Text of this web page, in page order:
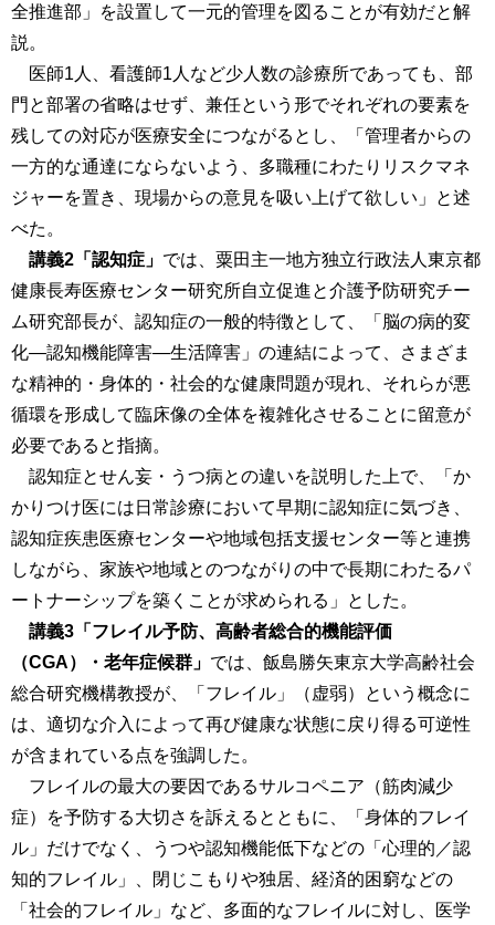
全推進部」を設置して一元的管理を図ることが有効だと解
説。
医師1人、看護師1人など少人数の診療所であっても、部
門と部署の省略はせず、兼任という形でそれぞれの要素を
残しての対応が医療安全につながるとし、「管理者からの
一方的な通達にならないよう、多職種にわたりリスクマネ
ジャーを置き、現場からの意見を吸い上げて欲しい」と述
べた。
講義2「認知症」 では、粟田主一地方独立行政法人東京都
健康長寿医療センター研究所自立促進と介護予防研究チー
ム研究部長が、認知症の一般的特徴として、「脳の病的変
化―認知機能障害―生活障害」の連結によって、さまざま
な精神的・身体的・社会的な健康問題が現れ、それらが悪
循環を形成して臨床像の全体を複雑化させることに留意が
必要であると指摘。
認知症とせん妄・うつ病との違いを説明した上で、「か
かりつけ医には日常診療において早期に認知症に気づき、
認知症疾患医療センターや地域包括支援センター等と連携
しながら、家族や地域とのつながりの中で長期にわたるパ
ートナーシップを築くことが求められる」とした。
講義3「フレイル予防、高齢者総合的機能評価
（CGA）・老年症候群」 では、飯島勝矢東京大学高齢社会
総合研究機構教授が、「フレイル」（虚弱）という概念に
は、適切な介入によって再び健康な状態に戻り得る可逆性
が含まれている点を強調した。
フレイルの最大の要因であるサルコペニア（筋肉減少
症）を予防する大切さを訴えるとともに、「身体的フレイ
ル」だけでなく、うつや認知機能低下などの「心理的／認
知的フレイル」、閉じこもりや独居、経済的困窮などの
「社会的フレイル」など、多面的なフレイルに対し、医学